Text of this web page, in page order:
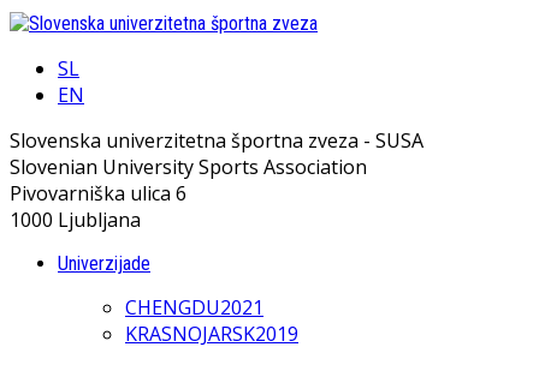
SL
EN
Slovenska univerzitetna športna zveza - SUSA
Slovenian University Sports Association
Pivovarniška ulica 6
1000 Ljubljana
Univerzijade
CHENGDU2021
KRASNOJARSK2019